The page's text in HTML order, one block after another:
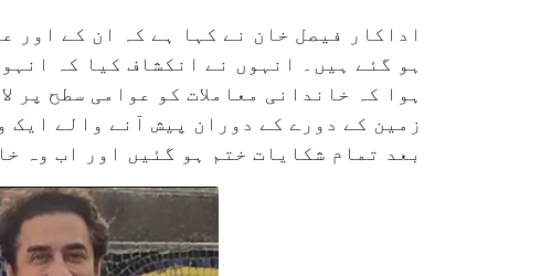
اداکار فیصل خان نے کہا ہے کہ ان کے اور
ہو گئے ہیں۔ انہوں نے انکشاف کیا کہ
ہوا کہ خاندانی معاملات کو عوامی سطح
زمین کے دورے کے دوران پیش آنے والے
بعد تمام شکایات ختم ہو گئیں اور اب وہ